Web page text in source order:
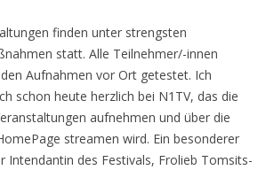
finden unter strengsten
statt. Alle Teilnehmer/-innen
Aufnahmen vor Ort getestet. Ich
schon heute herzlich bei N1TV, das die
aufnehmen und über die
streamen wird. Ein besonderer
Intendantin des Festivals, Frolieb Tomsits-